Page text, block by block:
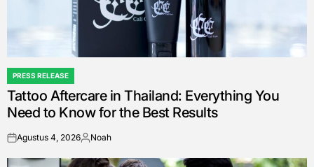
POSTED
IN
PRESS RELEASE
Tattoo Aftercare in Thailand: Everything You
Need to Know for the Best Results
onAgustus 4, 2026Posted
Noah